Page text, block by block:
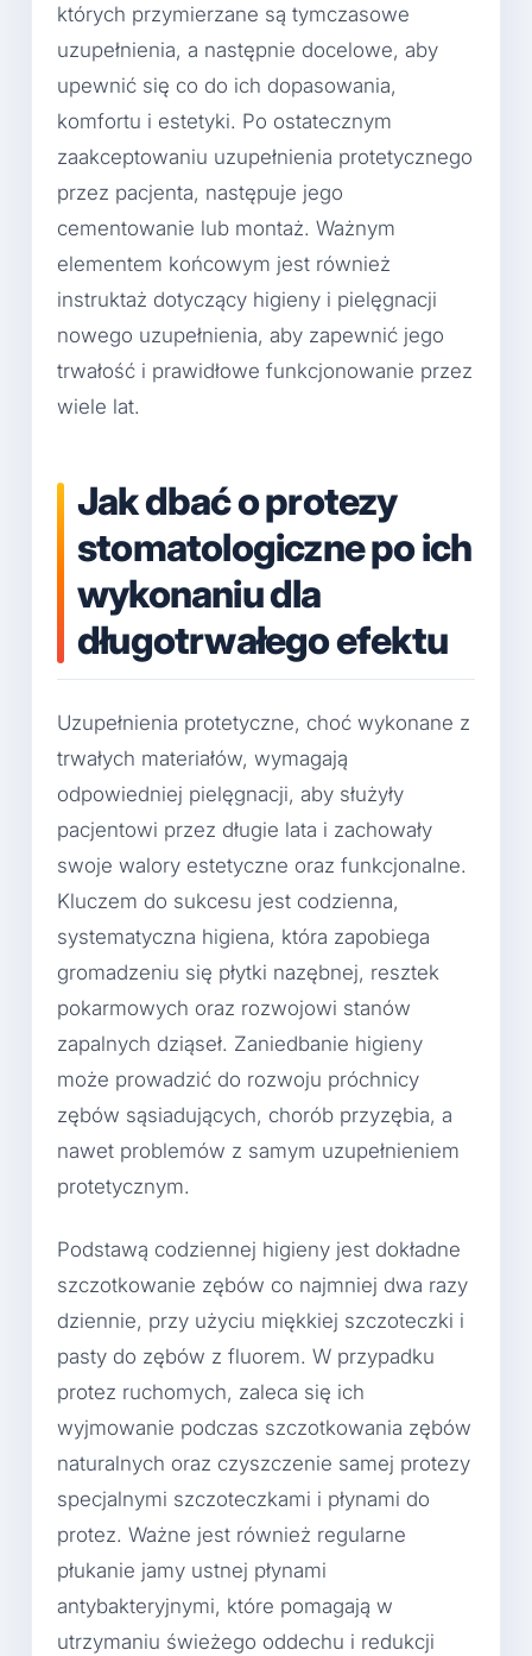
których przymierzane są tymczasowe
uzupełnienia, a następnie docelowe, aby
upewnić się co do ich dopasowania,
komfortu i estetyki. Po ostatecznym
zaakceptowaniu uzupełnienia protetycznego
przez pacjenta, następuje jego
cementowanie lub montaż. Ważnym
elementem końcowym jest również
instruktaż dotyczący higieny i pielęgnacji
nowego uzupełnienia, aby zapewnić jego
trwałość i prawidłowe funkcjonowanie przez
wiele lat.
Jak dbać o protezy
stomatologiczne po ich
wykonaniu dla
długotrwałego efektu
Uzupełnienia protetyczne, choć wykonane z
trwałych materiałów, wymagają
odpowiedniej pielęgnacji, aby służyły
pacjentowi przez długie lata i zachowały
swoje walory estetyczne oraz funkcjonalne.
Kluczem do sukcesu jest codzienna,
systematyczna higiena, która zapobiega
gromadzeniu się płytki nazębnej, resztek
pokarmowych oraz rozwojowi stanów
zapalnych dziąseł. Zaniedbanie higieny
może prowadzić do rozwoju próchnicy
zębów sąsiadujących, chorób przyzębia, a
nawet problemów z samym uzupełnieniem
protetycznym.
Podstawą codziennej higieny jest dokładne
szczotkowanie zębów co najmniej dwa razy
dziennie, przy użyciu miękkiej szczoteczki i
pasty do zębów z fluorem. W przypadku
protez ruchomych, zaleca się ich
wyjmowanie podczas szczotkowania zębów
naturalnych oraz czyszczenie samej protezy
specjalnymi szczoteczkami i płynami do
protez. Ważne jest również regularne
płukanie jamy ustnej płynami
antybakteryjnymi, które pomagają w
utrzymaniu świeżego oddechu i redukcji